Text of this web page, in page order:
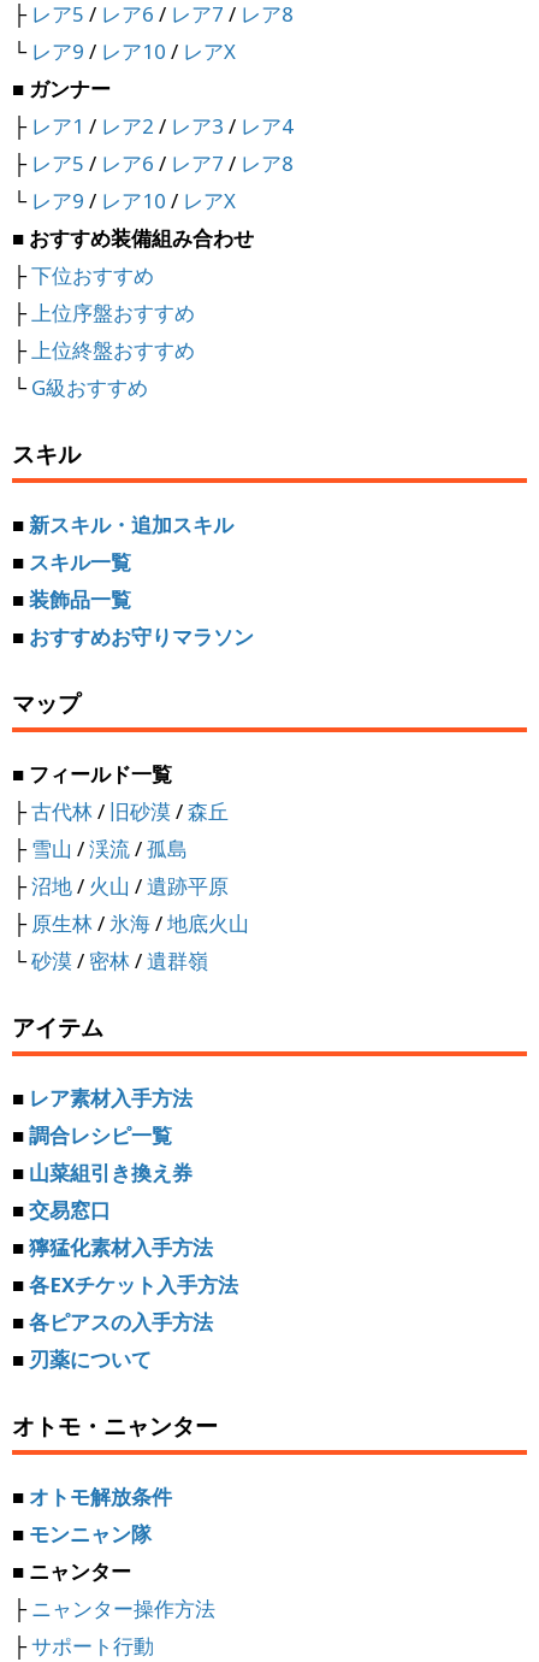
├ レア5 / レア6 / レア7 / レア8
└ レア9 / レア10 / レアX
■ ガンナー
├ レア1 / レア2 / レア3 / レア4
├ レア5 / レア6 / レア7 / レア8
└ レア9 / レア10 / レアX
■ おすすめ装備組み合わせ
├下位おすすめ
├ 上位序盤おすすめ
├ 上位終盤おすすめ
└G級おすすめ
スキル
■新スキル・追加スキル
■ スキル一覧
■装飾品一覧
■ おすすめお守りマラソン
マップ
■ フィールド一覧
├古代林/ 旧砂漠/森丘
├雪山 /渓流/孤島
├沼地/ 火山 /遺跡平原
├ 原生林/氷海/地底火山
└砂漠/ 密林/遺群嶺
アイテム
■ レア素材入手方法
■調合レシピ一覧
■ 山菜組引き換え券
■交易窓口
■獰猛化素材入手方法
■各EXチケット入手方法
■各ピアスの入手方法
■ 刃薬について
オトモ・ニャンター
■ オトモ解放条件
■ モンニャン隊
■ ニャンター
├ニャンター操作方法
├サポート行動